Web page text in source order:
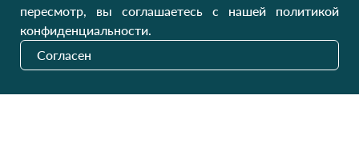
пересмотр, вы соглашаетесь с нашей политикой
конфиденциальности.
Согласен